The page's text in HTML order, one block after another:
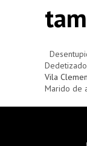
Vila
Marido de